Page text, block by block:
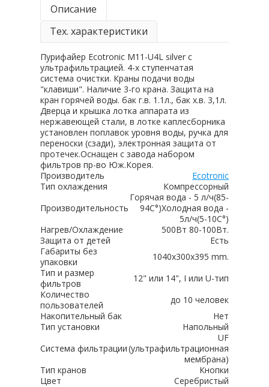
Описание
Тех. характеристики
Пурифайер Ecotronic M11-U4L silver с
ультрафильтрацией. 4-х ступенчатая
система очистки. Краны подачи воды
"клавиши". Наличие 3-го крана. Защита на
кран горячей воды. бак г.в. 1.1л., бак х.в. 3,1л.
Дверца и крышка лотка аппарата из
нержавеющей стали, в лотке каплесборника
установлен поплавок уровня воды, ручка для
переноски (сзади), электронная защита от
протечек.Оснащен с завода набором
фильтров пр-во Юж.Корея.
Производитель
Ecotronic
Тип охлаждения
Компрессорный
Производительность
Горячая вода - 5 л/ч(85-
94C°)Холодная вода -
5л/ч(5-10C°)
Нагрев/Охлаждение
500Вт 80-100Вт.
Защита от детей
Есть
Габариты без
упаковки
1040х300х395 mm.
Тип и размер
фильтров
12" или 14", I или U-тип
Количество
пользователей
до 10 человек
Накопительный бак
Нет
Тип установки
Напольный
Система фильтрации
UF
(ультрафильтрационная
мембрана)
Тип кранов
Кнопки
Цвет
Серебристый